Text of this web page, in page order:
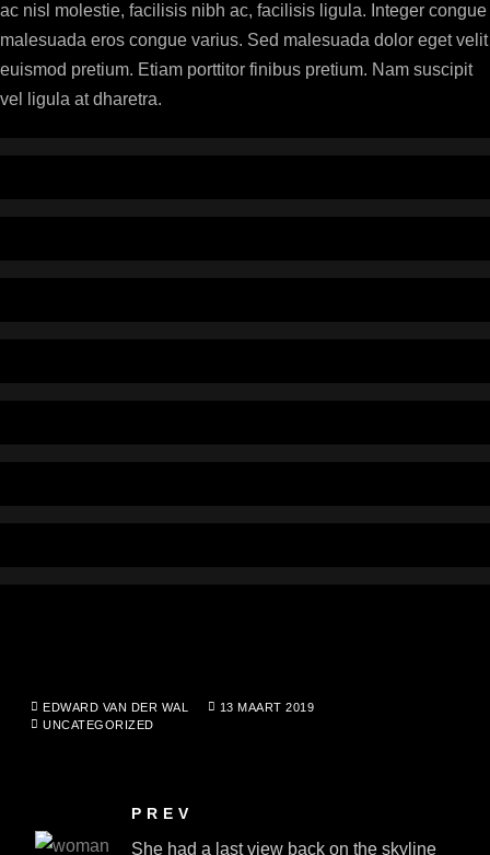
ac nisl molestie, facilisis nibh ac, facilisis ligula. Integer congue
malesuada eros congue varius. Sed malesuada dolor eget velit
euismod pretium. Etiam porttitor finibus pretium. Nam suscipit
vel ligula at dharetra.
EDWARD VAN DER WAL
13 MAART 2019
UNCATEGORIZED
PREV
She had a last view back on the skyline